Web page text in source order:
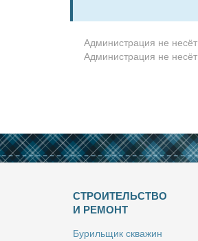
Администрация не несёт
Администрация не
СТРОИТЕЛЬСТВО
И РЕМОНТ
Бу­риль­щик сква­жин